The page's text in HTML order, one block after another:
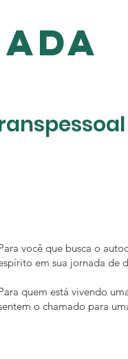
você que busca o
em sua jornada de
quem está vivendo
o chamado para